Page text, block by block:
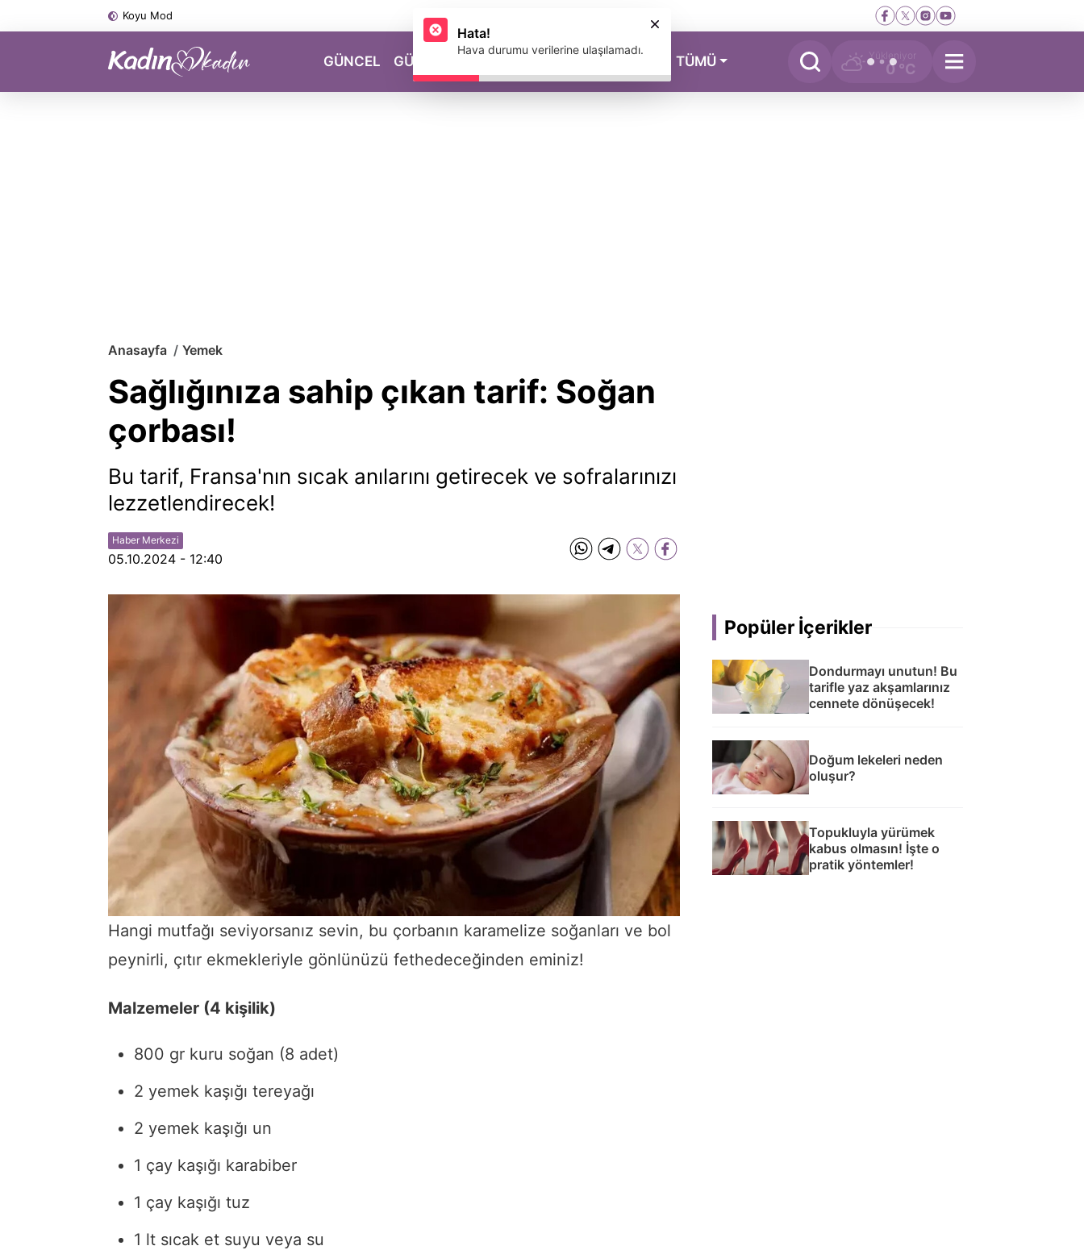
Koyu Mod
GÜNCEL GÜZELLİK MAGAZİN TÜMÜ Yükleniyor
0 °C
Anasayfa Yemek
Sağlığınıza sahip çıkan tarif: Soğan
çorbası!
Bu tarif, Fransa'nın sıcak anılarını getirecek ve sofralarınızı
lezzetlendirecek!
Haber Merkezi
05.10.2024 - 12:40
Hangi mutfağı seviyorsanız sevin, bu çorbanın karamelize soğanları ve bol
peynirli, çıtır ekmekleriyle gönlünüzü fethedeceğinden eminiz!
Malzemeler (4 kişilik)
800 gr kuru soğan (8 adet)
2 yemek kaşığı tereyağı
2 yemek kaşığı un
1 çay kaşığı karabiber
1 çay kaşığı tuz
1 lt sıcak et suyu veya su
Popüler İçerikler
Dondurmayı unutun! Bu
tarifle yaz akşamlarınız
cennete dönüşecek!
Doğum lekeleri neden
oluşur?
Topukluyla yürümek
kabus olmasın! İşte o
pratik yöntemler!
Hata!
Hava durumu verilerine ulaşılamadı.